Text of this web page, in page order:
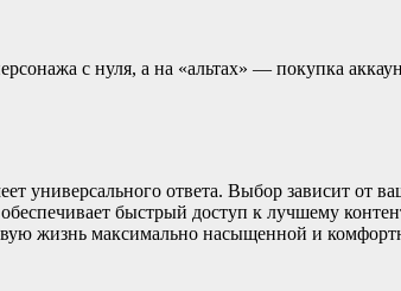
с нуля, а на «альтах» — покупка
универсального ответа. Выбор зависит
быстрый доступ к лучшему
жизнь максимально насыщенной и